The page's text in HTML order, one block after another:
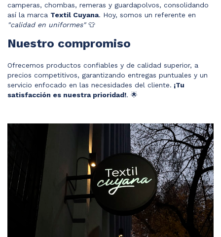
camperas, chombas, remeras y guardapolvos, consolidando
así la marca Textil Cuyana. Hoy, somos un referente en
"calidad en uniformes" 👕
Nuestro compromiso
Ofrecemos productos confiables y de calidad superior, a
precios competitivos, garantizando entregas puntuales y un
servicio enfocado en las necesidades del cliente. ¡Tu
satisfacción es nuestra prioridad!. 🌟